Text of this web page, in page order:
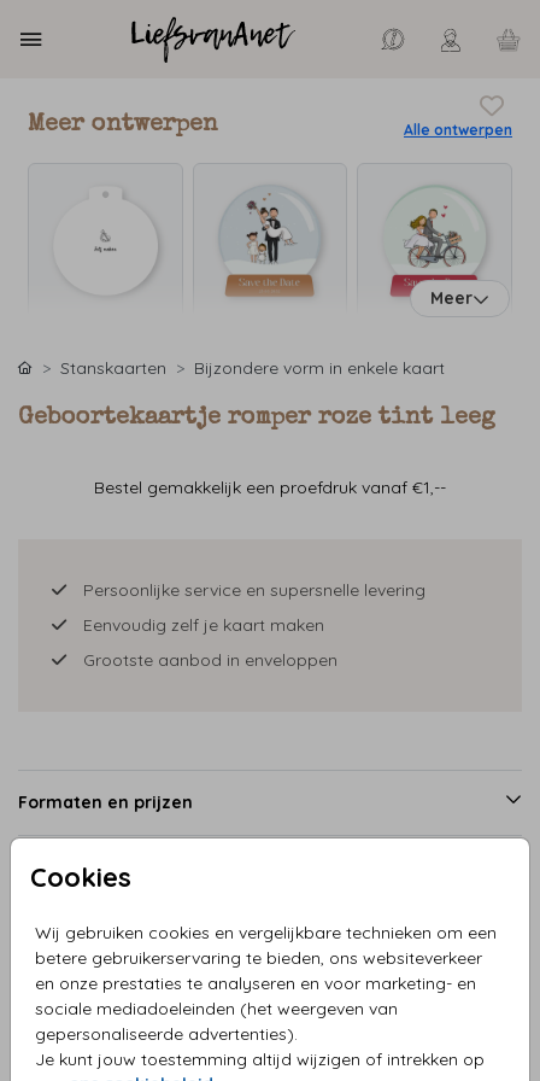
Cookies
Wij gebruiken cookies en vergelijkbare technieken om een
betere gebruikerservaring te bieden, ons websiteverkeer
en onze prestaties te analyseren en voor marketing- en
sociale mediadoeleinden (het weergeven van
gepersonaliseerde advertenties).
Je kunt jouw toestemming altijd wijzigen of intrekken op
Meer ontwerpen Alle ontwerpen
Meer
Stanskaarten Bijzondere vorm in enkele kaart
Geboortekaartje romper roze tint leeg
Bestel gemakkelijk een proefdruk vanaf €1,--
Persoonlijke service en supersnelle levering
Eenvoudig zelf je kaart maken
Grootste aanbod in enveloppen
Formaten en prijzen
Omschrijving
Geboortekaartje romper roze leeg